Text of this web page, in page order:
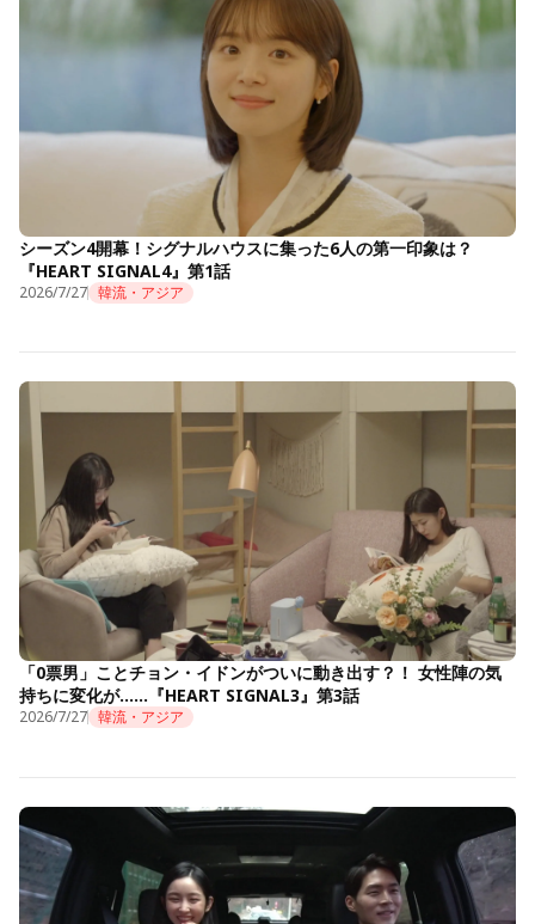
シーズン4開幕！シグナルハウスに集った6人の第一印象は？
『HEART SIGNAL4』第1話
2026/7/27 韓流・アジア
「0票男」ことチョン・イドンがついに動き出す？！ 女性陣の気
持ちに変化が……『HEART SIGNAL3』第3話
2026/7/27 韓流・アジア